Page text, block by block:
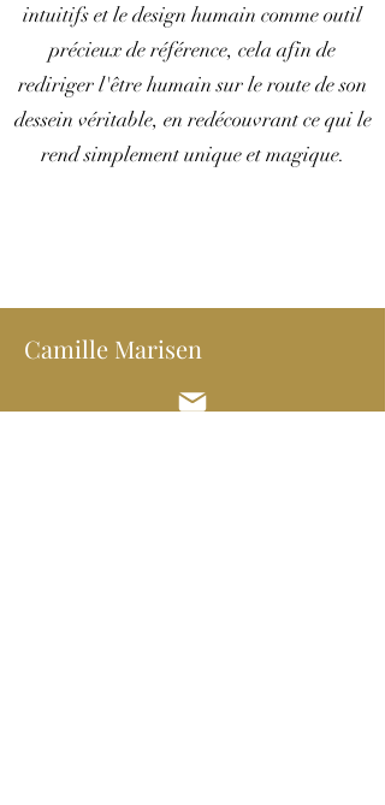
intuitifs et le design humain comme outil
précieux de référence, cela afin de
rediriger l'être humain sur le route de son
dessein véritable, en redécouvrant ce qui le
rend simplement unique et magique.
Camille Marisen